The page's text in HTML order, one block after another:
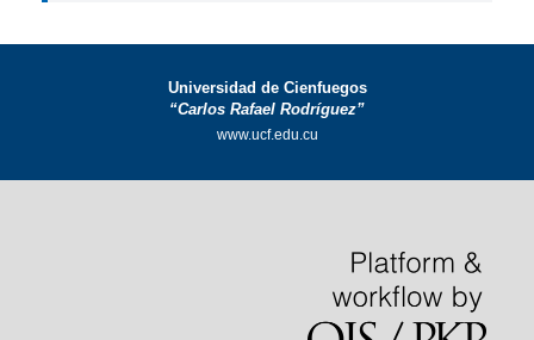
Universidad de Cienfuegos
“Carlos Rafael Rodríguez”
www.ucf.edu.cu